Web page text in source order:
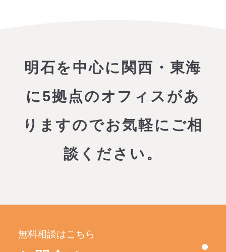
明石を中心に関西・東海
に5拠点のオフィスがあ
りますのでお気軽にご相
談ください。
無料相談はこちら